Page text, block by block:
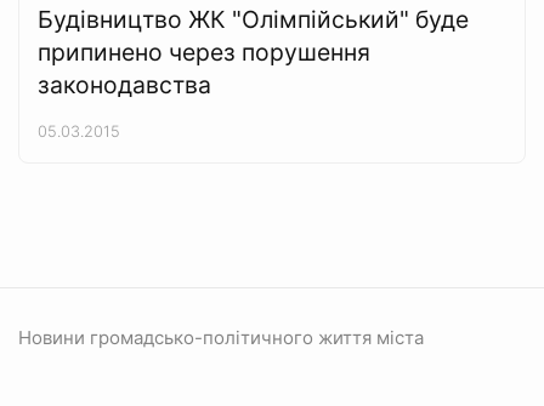
Будівництво ЖК "Олімпійський" буде
припинено через порушення
законодавства
05.03.2015
Новини громадсько-політичного життя міста